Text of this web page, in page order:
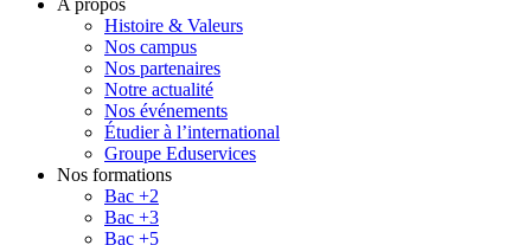
A propos
Histoire & Valeurs
Nos campus
Nos partenaires
Notre actualité
Nos événements
Étudier à l’international
Groupe Eduservices
Nos formations
Bac +2
Bac +3
Bac +5